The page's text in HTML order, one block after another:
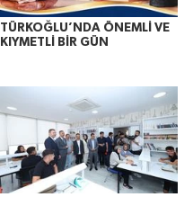
TÜRKOĞLU’NDA ÖNEMLİ VE
KIYMETLİ BİR GÜN